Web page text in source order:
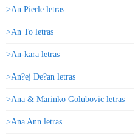
>An Pierle letras
>An To letras
>An-kara letras
>An?ej De?an letras
>Ana & Marinko Golubovic letras
>Ana Ann letras